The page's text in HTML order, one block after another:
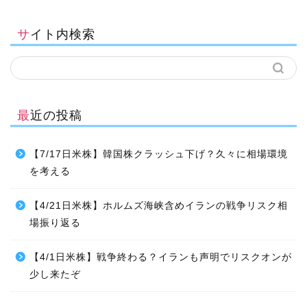
サイト内検索
最近の投稿
【7/17日米株】韓国株クラッシュ下げ？久々に相場環境
を考える
【4/21日米株】ホルムズ海峡含めイランの戦争リスク相
場振り返る
【4/1日米株】戦争終わる？イランも声明でリスクオンが
少し来たぞ